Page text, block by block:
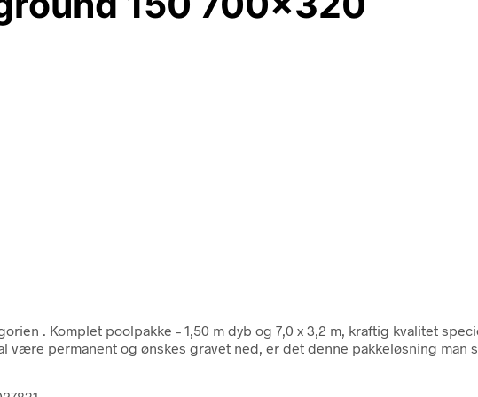
. Komplet poolpakke – 1,50 m dyb og 7,0 x 3,2 m, kraftig kvalitet
permanent og ønskes gravet ned, er det denne pakkeløsning man